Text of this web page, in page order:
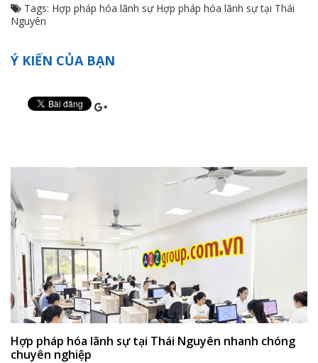
Tags: Hợp pháp hóa lãnh sự Hợp pháp hóa lãnh sự tại Thái
Nguyên
Ý KIẾN CỦA BẠN
Hợp pháp hóa lãnh sự tại Thái Nguyên nhanh chóng
chuyên nghiệp